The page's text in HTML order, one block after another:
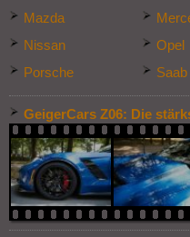
Mazda
Nissan
Opel
Porsche
Saab
GeigerCars Z06: Die